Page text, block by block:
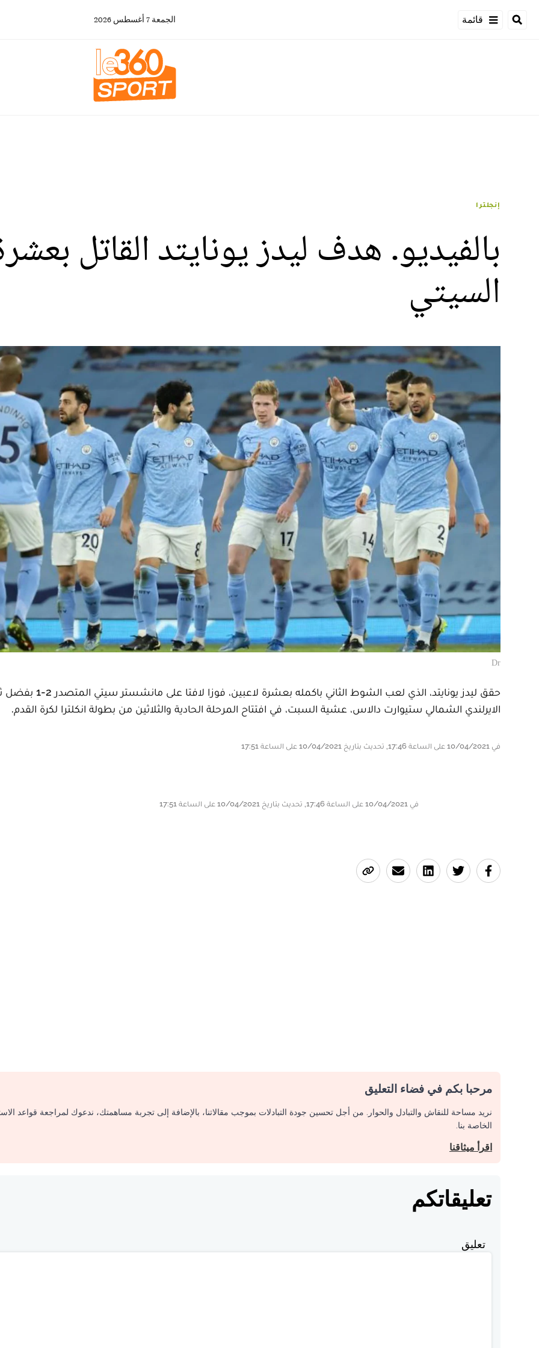
قائمة الجمعة 7 أغسطس 2026
إنجلترا
بالفيديو. هدف ليدز يونايتد القاتل
السيتي
Dr
حقق ليدز يونايتد، الذي لعب الشوط الثاني باكمله بعشرة لاعبين،
الايرلندي الشمالي ستيوارت دالاس، عشية السبت، في افتتاح المرحلة الحادية والثلاثين من بطولة انكلترا لكرة القدم.
في 10/04/2021 على الساعة 17:46, تحديث بتاريخ 10/04/2021 على الساعة 17:51
في 10/04/2021 على الساعة 17:46, تحديث بتاريخ 10/04/2021 على الساعة 17:51
مرحبا بكم في فضاء التعليق
نريد مساحة للنقاش والتبادل والحوار. من أجل تحسين جودة التبادلات بموجب مقالاتنا، بالإضافة إلى تجربة مساهمتك، ندعوك لمراجعة قواعد
الخاصة بنا.
اقرأ ميثاقنا
تعليقاتكم
تعليق